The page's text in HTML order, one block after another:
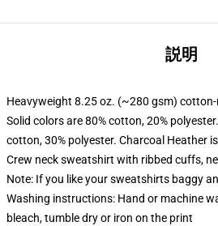
説明
Heavyweight 8.25 oz. (~280 gsm) cotton-
Solid colors are 80% cotton, 20%
cotton, 30% polyester. Charcoal Heather
Crew neck sweatshirt with ribbed cuffs,
Note: If you like your sweatshirts baggy
Washing instructions: Hand or machine
bleach, tumble dry or iron on the print